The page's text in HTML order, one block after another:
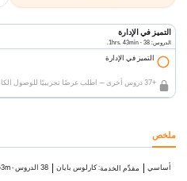
التميز في الإدارة
الدروس: 38 · 1hrs. 43min.
التميز في الإدارة
+37 دروس أخرى — اطلب عرضًا تجريبيًا للوصول الكامل
ملخص
أساسي مقدِّم الخدمة:كارلوس بايان 38 الدروس ·